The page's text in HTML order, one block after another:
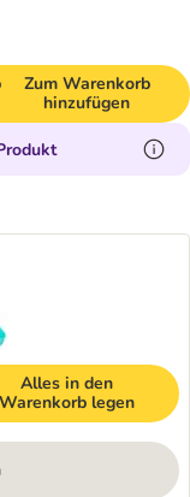
Zum Warenkorb
hinzufügen
Alles in den
Warenkorb legen